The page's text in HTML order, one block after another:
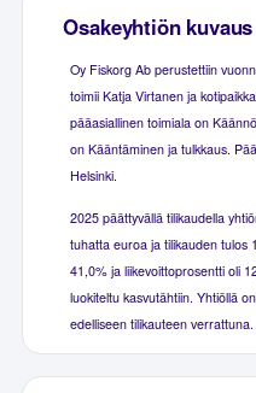
Osakeyhtiön kuvaus
Oy Fiskorg Ab perustettiin
toimii Katja Virtanen ja
pääasiallinen toimiala on
on Kääntäminen ja tulkkaus.
Helsinki.
2025 päättyvällä tilikaudella
tuhatta euroa ja tilikauden tulos
41,0% ja liikevoittoprosentti oli
luokiteltu kasvutähtiin. Yhtiöllä
edelliseen tilikauteen verrattuna.